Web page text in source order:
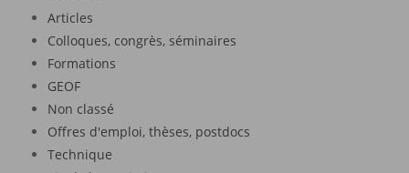
Articles
Colloques, congrès, séminaires
Formations
GEOF
Non classé
Offres d'emploi, thèses, postdocs
Technique